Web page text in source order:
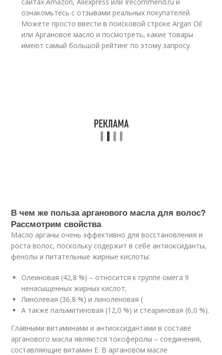
ознакомьтесь с отзывами реальных покупателей.
Можете просто ввести в поисковой строке Argan Oil
или Аргановое масло и посмотреть, какие товары
имеют самый большой рейтинг по этому запросу.
В чем же польза арганового масла для волос?
Рассмотрим свойства
Масло арганы очень эффективно для восстановления и
роста волос, поскольку содержит в себе антиоксиданты,
фенолы и питательные жирные кислоты:
Олеиновая (42,8 %) – относится к группе омега 9
ненасыщенных жирных кислот;
Линолевая (36,8 %) и линоленовая (
А также пальмитиновая (12,0 %) и стеариновая (6,0 %).
Главными витаминами и антиоксидантами в составе
арганового масла являются токоферолы – соединения,
составляющие витамин Е. В аргановом масле